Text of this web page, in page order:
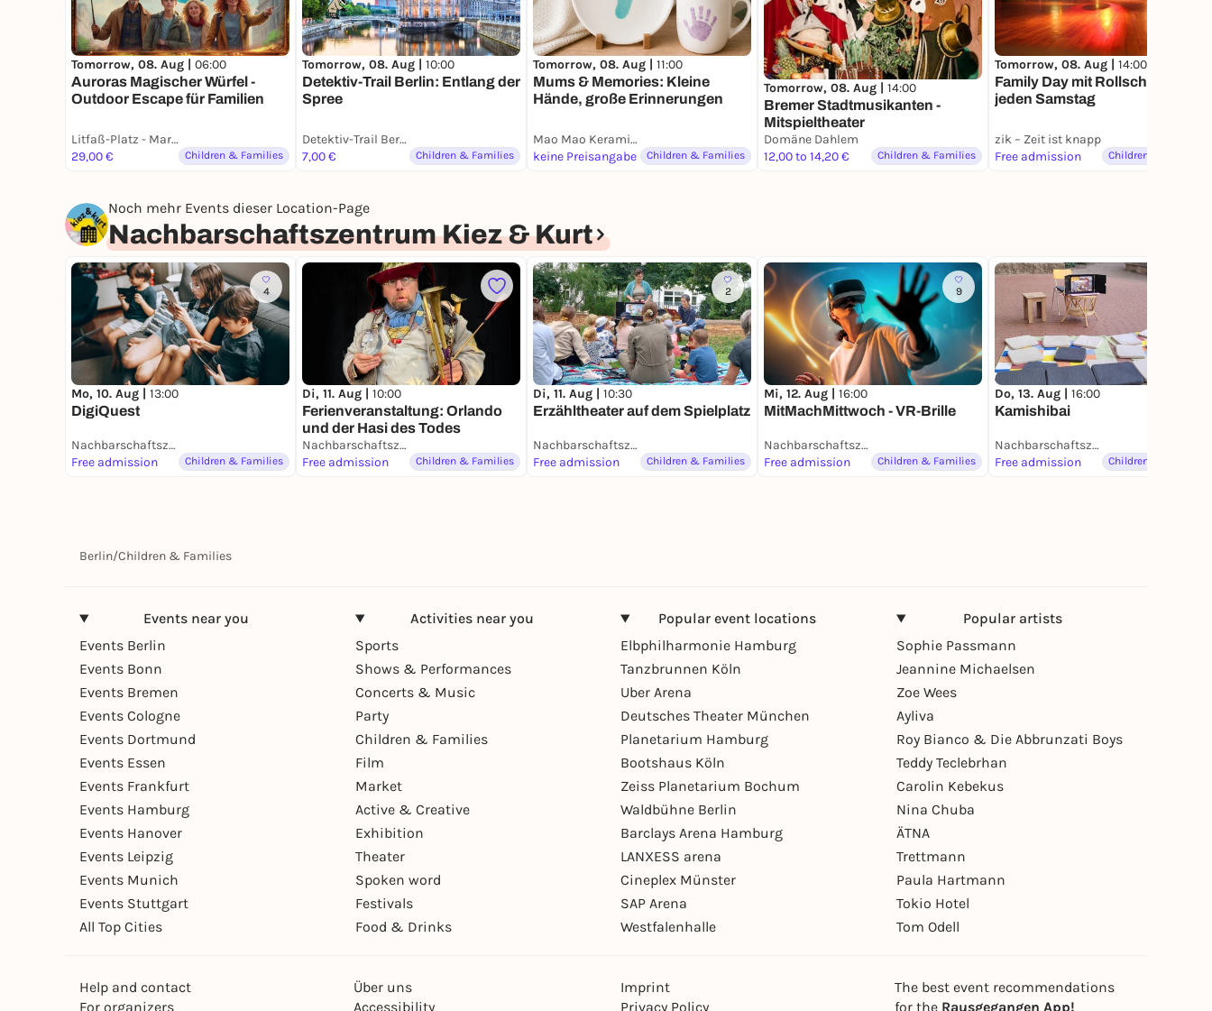
Tomorrow, 08. Aug | 06:00
Auroras Magischer Würfel -
Outdoor Escape für Familien
Litfaß-Platz - Maranja Adventure Club
29,00 €
Children & Families
Tomorrow, 08. Aug | 10:00
Detektiv-Trail Berlin: Entlang der
Spree
Detektiv-Trail Berlin
7,00 €
Children & Families
Tomorrow, 08. Aug | 11:00
Mums & Memories: Kleine
Hände, große Erinnerungen
Mao Mao Keramik Atelier • Keramik selbst bemalen
keine Preisangabe
Children & Families
Tomorrow, 08. Aug | 14:00
Bremer Stadtmusikanten -
Mitspieltheater
Domäne Dahlem
12,00 to 14,20 €
Children & Families
Tomorrow, 08. Aug | 14:00
Family Day mit Rollschuhlaufen
jeden Samstag
zik – Zeit ist knapp
Free admission
Children & Families
Noch mehr Events dieser Location-Page
Nachbarschaftszentrum Kiez & Kurt
4
Mo, 10. Aug | 13:00
DigiQuest
Nachbarschaftszentrum Kiez & Kurt
Free admission
Children & Families
Di, 11. Aug | 10:00
Ferienveranstaltung: Orlando
und der Hasi des Todes
Nachbarschaftszentrum Kiez & Kurt
Free admission
Children & Families
2
Di, 11. Aug | 10:30
Erzähltheater auf dem Spielplatz
Nachbarschaftszentrum Kiez & Kurt
Free admission
Children & Families
9
Mi, 12. Aug | 16:00
MitMachMittwoch - VR-Brille
Nachbarschaftszentrum Kiez & Kurt
Free admission
Children & Families
Do, 13. Aug | 16:00
Kamishibai
Nachbarschaftszentrum Kiez & Kurt
Free admission
Children & Families
Berlin/Children & Families
Events near you
Events Berlin
Events Bonn
Events Bremen
Events Cologne
Events Dortmund
Events Essen
Events Frankfurt
Events Hamburg
Events Hanover
Events Leipzig
Events Munich
Events Stuttgart
All Top Cities
Activities near you
Sports
Shows & Performances
Concerts & Music
Party
Children & Families
Film
Market
Active & Creative
Exhibition
Theater
Spoken word
Festivals
Food & Drinks
Popular event locations
Elbphilharmonie Hamburg
Tanzbrunnen Köln
Uber Arena
Deutsches Theater München
Planetarium Hamburg
Bootshaus Köln
Zeiss Planetarium Bochum
Waldbühne Berlin
Barclays Arena Hamburg
LANXESS arena
Cineplex Münster
SAP Arena
Westfalenhalle
Popular artists
Sophie Passmann
Jeannine Michaelsen
Zoe Wees
Ayliva
Roy Bianco & Die Abbrunzati Boys
Teddy Teclebrhan
Carolin Kebekus
Nina Chuba
ÄTNA
Trettmann
Paula Hartmann
Tokio Hotel
Tom Odell
Help and contact
For organizers
Über uns
Accessibility
Imprint
Privacy Policy
The best event recommendations
for the Rausgegangen App!